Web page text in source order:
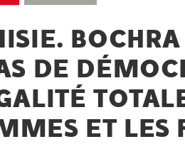
DE
ET LES